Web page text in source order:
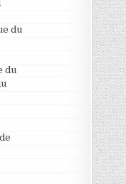
du
du